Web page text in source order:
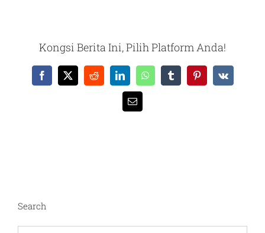
Kongsi Berita Ini, Pilih Platform Anda!
Facebook
X RedditLinkedInWhatsAppTumblrPinterest
Vk
Email
Search